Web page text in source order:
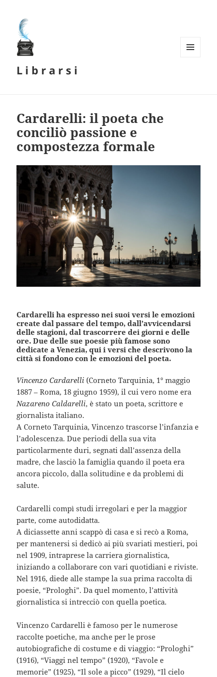
L i b r a r s i
Cardarelli: il poeta che
conciliò passione e
compostezza formale
Cardarelli ha espresso nei suoi versi le emozioni
create dal passare del tempo, dall’avvicendarsi
delle stagioni, dal trascorrere dei giorni e delle
ore. Due delle sue poesie più famose sono
dedicate a Venezia, qui i versi che descrivono la
città si fondono con le emozioni del poeta.
Vincenzo Cardarelli (Corneto Tarquinia, 1° maggio
1887 – Roma, 18 giugno 1959), il cui vero nome era
Nazareno Caldarelli, è stato un poeta, scrittore e
giornalista italiano.
A Corneto Tarquinia, Vincenzo trascorse l’infanzia e
l’adolescenza. Due periodi della sua vita
particolarmente duri, segnati dall’assenza della
madre, che lasciò la famiglia quando il poeta era
ancora piccolo, dalla solitudine e da problemi di
salute.
Cardarelli compì studi irregolari e per la maggior
parte, come autodidatta.
A diciassette anni scappò di casa e si recò a Roma,
per mantenersi si dedicò ai più svariati mestieri, poi
nel 1909, intraprese la carriera giornalistica,
iniziando a collaborare con vari quotidiani e riviste.
Nel 1916, diede alle stampe la sua prima raccolta di
poesie, “Prologhi”. Da quel momento, l’attività
giornalistica si intrecciò con quella poetica.
Vincenzo Cardarelli è famoso per le numerose
raccolte poetiche, ma anche per le prose
autobiografiche di costume e di viaggio: “Prologhi”
(1916), “Viaggi nel tempo” (1920), “Favole e
memorie” (1925), “Il sole a picco” (1929), “Il cielo